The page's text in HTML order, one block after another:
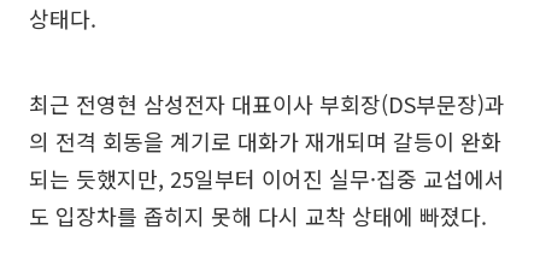
상태다.
최근 전영현 삼성전자 대표이사 부회장(DS부문장)과
의 전격 회동을 계기로 대화가 재개되며 갈등이 완화
되는 듯했지만, 25일부터 이어진 실무·집중 교섭에서
도 입장차를 좁히지 못해 다시 교착 상태에 빠졌다.